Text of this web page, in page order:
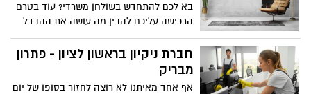
החיים של כל קהילה מפותחת. הנה הסיבה
שהמודרניזציה של מערכת הביוב של ראשון
לציון היא לא רק הכרח אלא צעד הכרחי
לקראת צמיחה עירונית בת קיימא.
בא לכם להתחדש בשולחן משרדי? עוד בטרם
הרכישה עליכם להבין מה עושה את ההבדל
בין שולחן רגיל לבין שולחן ייעודי למשרד. לא
כל שולחן שתמצאו בחנות רהיטים יהיה כזה
שמתאים לעבודה משרדית, עליכם לקחת זאת
בחשבון.
חברת ניקיון בראשון לציון - פתרון
מבריק
אף אחד מאיתנו לא רוצה לחזור בסופו של יום